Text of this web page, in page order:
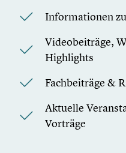
Informationen
Videobeiträge,
Highlights
Fachbeiträge &
Aktuelle
Vorträge